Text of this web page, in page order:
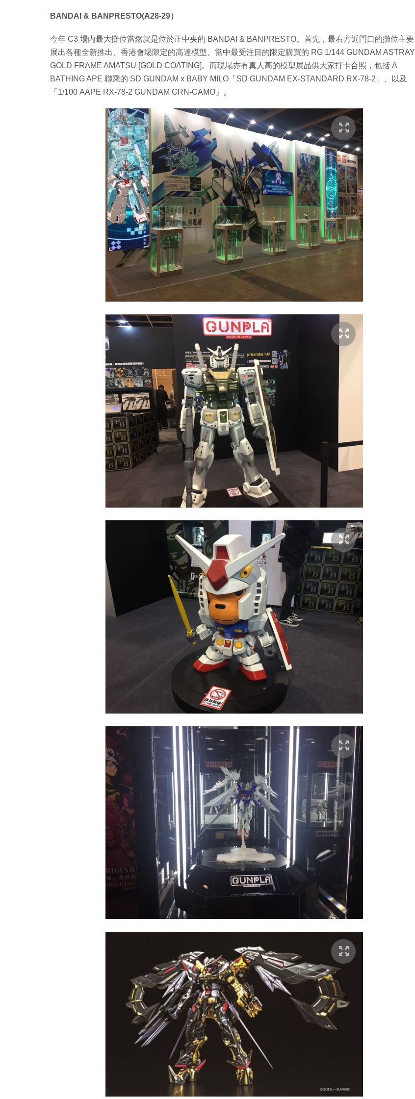
BANDAI & BANPRESTO(A28-29）
今年 C3 場内最大攤位當然就是位於正中央的 BANDAI & BANPRESTO。首先，最右方近門口的攤位主要
展出各種全新推出、香港會場限定的高達模型。當中最受注目的限定購買的 RG 1/144 GUNDAM ASTRAY
GOLD FRAME AMATSU [GOLD COATING]。而現場亦有真人高的模型展品供大家打卡合照，包括 A
BATHING APE 聯乘的 SD GUNDAM x BABY MILO「SD GUNDAM EX-STANDARD RX-78-2」、以及
「1/100 AAPE RX-78-2 GUNDAM GRN-CAMO」。